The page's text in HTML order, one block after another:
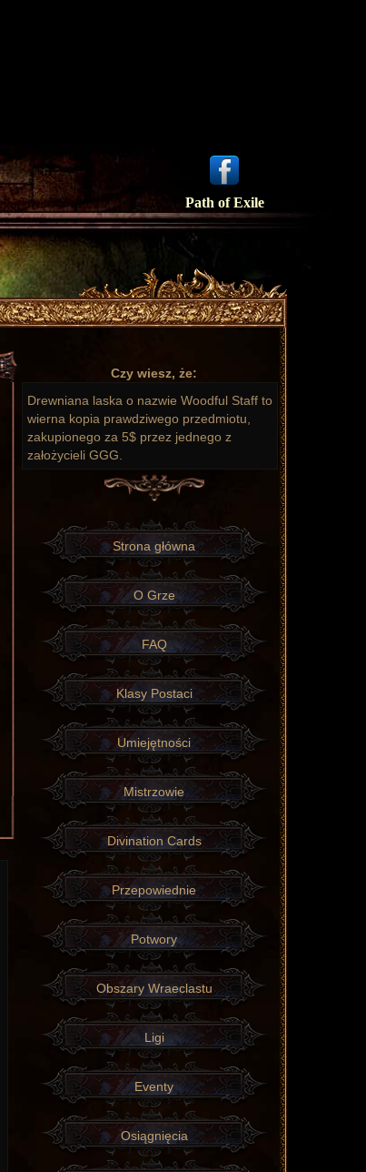
Path of Exile
Czy wiesz, że:
Drewniana laska o nazwie Woodful Staff to
wierna kopia prawdziwego przedmiotu,
zakupionego za 5$ przez jednego z
założycieli GGG.
Strona główna
O Grze
FAQ
Klasy Postaci
Umiejętności
Mistrzowie
Divination Cards
Przepowiednie
Potwory
Obszary Wraeclastu
Ligi
Eventy
Osiągnięcia